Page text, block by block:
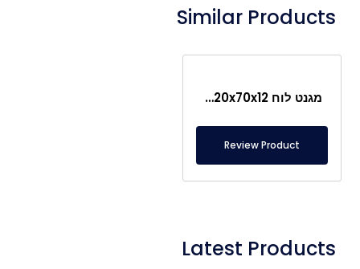
Similar Products
מגנט לוח 120x70x12 מ"מ N35
Review Product
Latest Products